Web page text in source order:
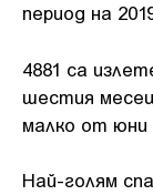
период на
4881 са
шестия
малко от юни
Най-голям